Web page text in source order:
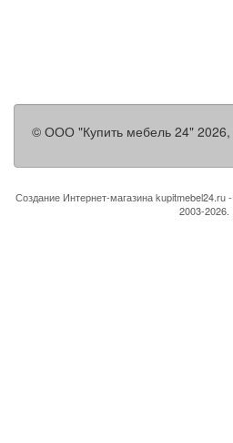
© ООО "Купить мебель 24"
Создание Интернет-магазинаkupitmebel24.ru
2003-2026.